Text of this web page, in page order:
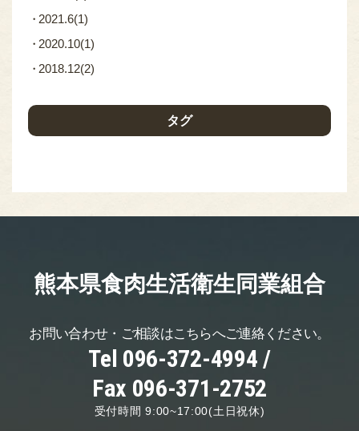
2021.6(1)
2020.10(1)
2018.12(2)
タグ
熊本県食肉生活衛生同業組合
お問い合わせ・ご相談はこちらへご連絡ください。
Tel 096-372-4994 /
Fax 096-371-2752
受付時間 9:00~17:00(土日祝休)